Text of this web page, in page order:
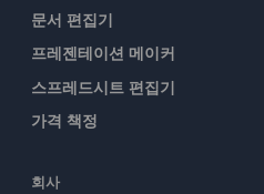
문서 편집기
프레젠테이션 메이커
스프레드시트 편집기
가격 책정
회사